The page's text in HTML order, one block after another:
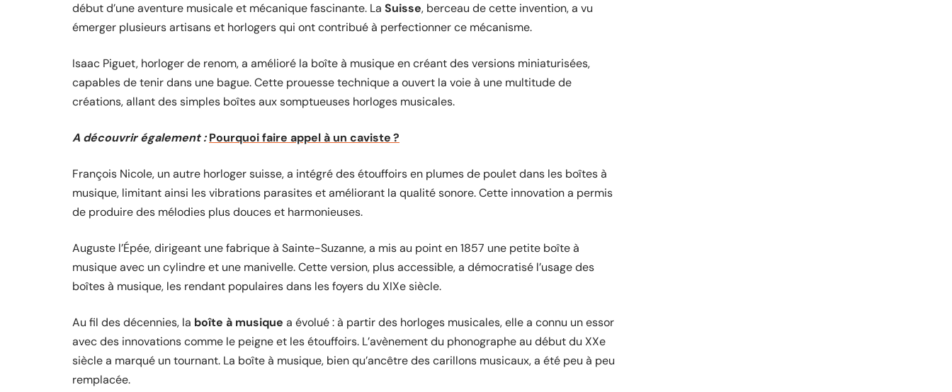
début d’une aventure musicale et mécanique fascinante. La Suisse, berceau de cette invention, a vu
émerger plusieurs artisans et horlogers qui ont contribué à perfectionner ce mécanisme.
Isaac Piguet, horloger de renom, a amélioré la boîte à musique en créant des versions miniaturisées,
capables de tenir dans une bague. Cette prouesse technique a ouvert la voie à une multitude de
créations, allant des simples boîtes aux somptueuses horloges musicales.
A découvrir également : Pourquoi faire appel à un caviste ?
François Nicole, un autre horloger suisse, a intégré des étouffoirs en plumes de poulet dans les boîtes à
musique, limitant ainsi les vibrations parasites et améliorant la qualité sonore. Cette innovation a permis
de produire des mélodies plus douces et harmonieuses.
Auguste l’Épée, dirigeant une fabrique à Sainte-Suzanne, a mis au point en 1857 une petite boîte à
musique avec un cylindre et une manivelle. Cette version, plus accessible, a démocratisé l’usage des
boîtes à musique, les rendant populaires dans les foyers du XIXe siècle.
Au fil des décennies, la boîte à musique a évolué : à partir des horloges musicales, elle a connu un essor
avec des innovations comme le peigne et les étouffoirs. L’avènement du phonographe au début du XXe
siècle a marqué un tournant. La boîte à musique, bien qu’ancêtre des carillons musicaux, a été peu à peu
remplacée.